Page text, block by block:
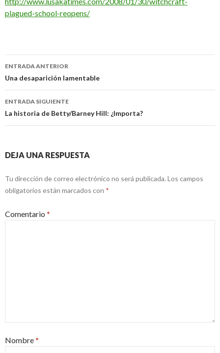
plagued-school-reopens/
Navegación
de
entradas
ENTRADA ANTERIOR
Una desaparición lamentable
ENTRADA SIGUIENTE
La historia de Betty/Barney Hill: ¿Importa?
DEJA UNA RESPUESTA
Tu dirección de correo electrónico no será publicada. Los campos
obligatorios están marcados con *
Comentario *
Nombre*